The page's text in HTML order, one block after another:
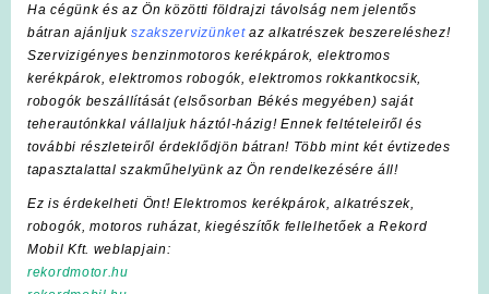
Ha cégünk és az Ön közötti földrajzi távolság nem jelentős
bátran ajánljukszakszervizünket az alkatrészek beszereléshez!
Szervizigényes benzinmotoros kerékpárok, elektromos
kerékpárok, elektromos robogók, elektromos rokkantkocsik,
robogók beszállítását (elsősorban Békés megyében) saját
teherautónkkal vállaljuk háztól-házig! Ennek feltételeiről és
további részleteiről érdeklődjön bátran! Több mint két évtizedes
tapasztalattal szakműhelyünk az Ön rendelkezésére áll!
Ez is érdekelheti Önt! Elektromos kerékpárok, alkatrészek,
robogók, motoros ruházat, kiegészítők fellelhetőek a Rekord
Mobil Kft. weblapjain:
rekordmotor.hu